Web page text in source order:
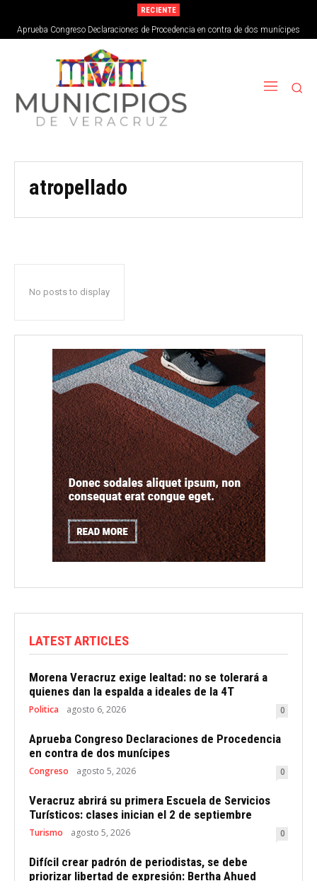
RECIENTE
Aprueba Congreso Declaraciones de Procedencia en contra de dos munícipes
atropellado
No posts to display
LATEST ARTICLES
Morena Veracruz exige lealtad: no se tolerará a
quienes dan la espalda a ideales de la 4T
Politica agosto 6, 2026 0
Aprueba Congreso Declaraciones de Procedencia
en contra de dos munícipes
Congreso agosto 5, 2026 0
Veracruz abrirá su primera Escuela de Servicios
Turísticos: clases inician el 2 de septiembre
Turismo agosto 5, 2026 0
Difícil crear padrón de periodistas, se debe
priorizar libertad de expresión: Bertha Ahued